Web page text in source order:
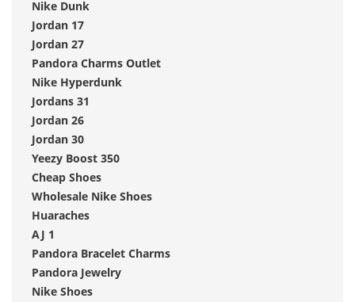
Nike Dunk
Jordan 17
Jordan 27
Pandora Charms Outlet
Nike Hyperdunk
Jordans 31
Jordan 26
Jordan 30
Yeezy Boost 350
Cheap Shoes
Wholesale Nike Shoes
Huaraches
AJ 1
Pandora Bracelet Charms
Pandora Jewelry
Nike Shoes